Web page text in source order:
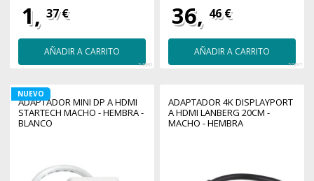
1, 37 €
AÑADIR A CARRITO
54380
36, 46 €
AÑADIR A CARRITO
57297
ADAPTADOR MINI DP A HDMI
STARTECH MACHO - HEMBRA -
BLANCO
NUEVO
ADAPTADOR 4K DISPLAYPORT
A HDMI LANBERG 20CM -
MACHO - HEMBRA